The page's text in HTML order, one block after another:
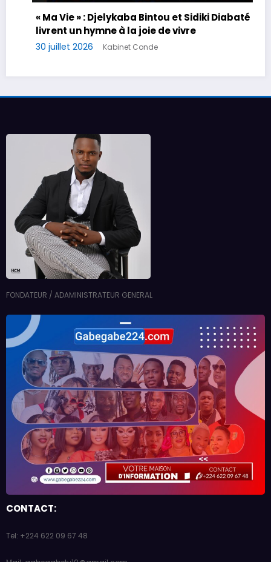
Bintou et Sidiki Diabaté
la joie de vivre
Conde
FONDATEUR / ADAMINISTRATEUR GENERAL
CONTACT: